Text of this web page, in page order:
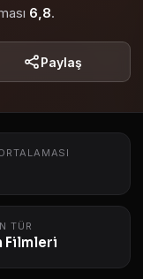
6,8.
Paylaş
TÜR
Filmleri